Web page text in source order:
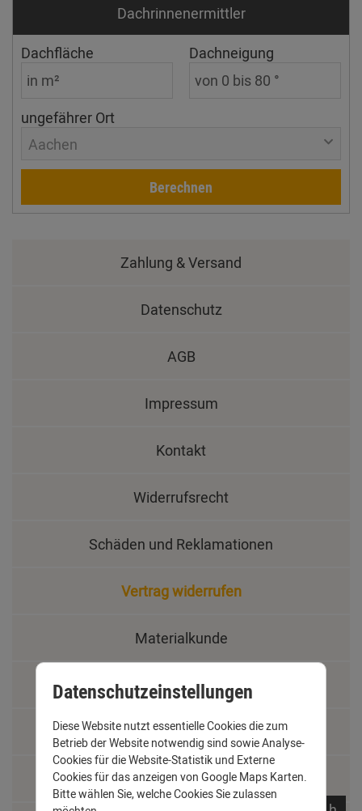
Dachrinnen­ermittler
Dachfläche Dachneigung
ungefährer Ort
Aachen
Berechnen
Zahlung & Versand
Datenschutz
AGB
Impressum
Kontakt
Widerrufsrecht
Schäden und Reklamationen
Vertrag widerrufen
Materialkunde
Fachbegriffe
Jobs
Montage und Installationshilfen
Datenschutzeinstellungen
Diese Website nutzt essentielle Cookies die zum
Betrieb der Website notwendig sind sowie Analyse-
Cookies für die Website-Statistik und Externe
Cookies für das anzeigen von Google Maps Karten.
Bitte wählen Sie, welche Cookies Sie zulassen